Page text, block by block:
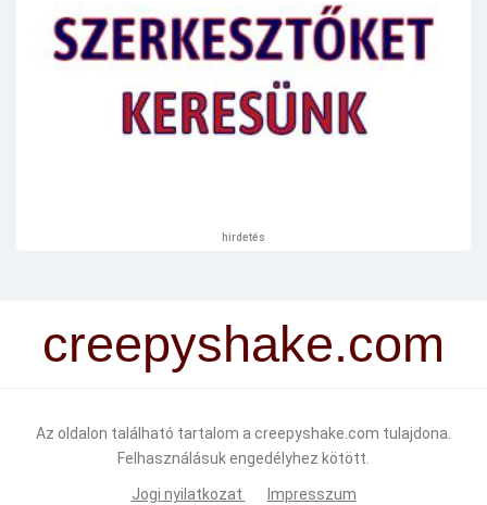
hirdetés
creepyshake.com
Az oldalon található tartalom a creepyshake.com tulajdona.
Felhasználásuk engedélyhez kötött.
Jogi nyilatkozat Impresszum